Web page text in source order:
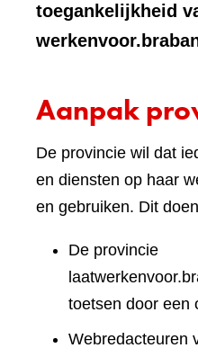
toegankelijkheid
Aanpak
De provincie wil dat
en diensten op haar
en gebruiken. Dit
De provincie
toetsen door een
Webredacteuren